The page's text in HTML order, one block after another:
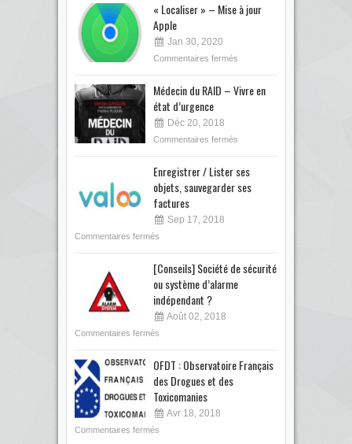
« Localiser » – Mise à jour
Apple
Jan 30, 2020
Commentaires fermés
Médecin du RAID – Vivre en
état d’urgence
Déc 20, 2018
Commentaires fermés
Enregistrer / Lister ses
objets, sauvegarder ses
factures
Sep 17, 2018
Commentaires fermés
[Conseils] Société de sécurité
ou système d’alarme
indépendant ?
Août 02, 2018
Commentaires fermés
OFDT : Observatoire Français
des Drogues et des
Toxicomanies
Avr 18, 2018
Commentaires fermés